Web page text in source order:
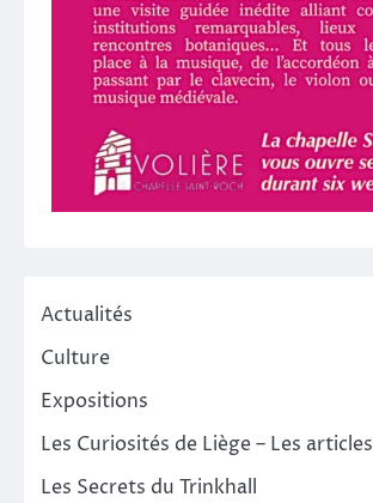
Actualités
Culture
Expositions
Les Curiosités de Liège – Les articles
Les Secrets du Trinkhall